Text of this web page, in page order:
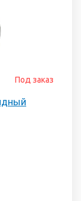
Под заказ